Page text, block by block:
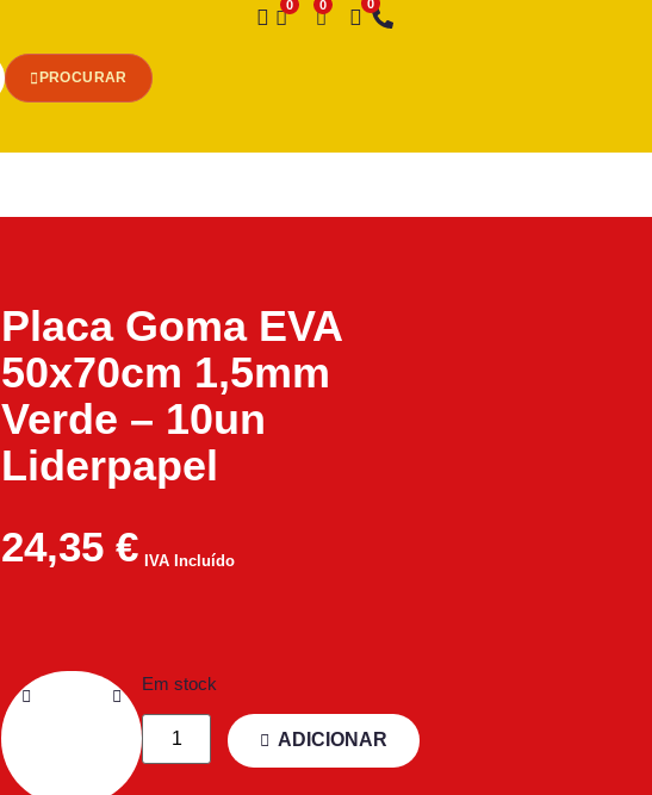
PROCURAR
Desejo
Placa Goma EVA
50x70cm 1,5mm
Verde – 10un
Liderpapel
24,35 € IVA Incluído
Em stock
ADICIONAR